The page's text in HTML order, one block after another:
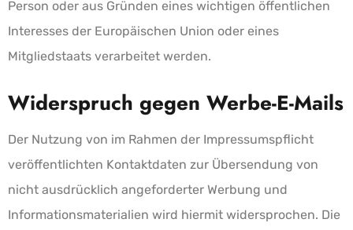
Person oder aus Gründen eines wichtigen öffentlichen
Interesses der Europäischen Union oder eines
Mitgliedstaats verarbeitet werden.
Widerspruch gegen Werbe-E-Mails
Der Nutzung von im Rahmen der Impressumspflicht
veröffentlichten Kontaktdaten zur Übersendung von
nicht ausdrücklich angeforderter Werbung und
Informationsmaterialien wird hiermit widersprochen. Die